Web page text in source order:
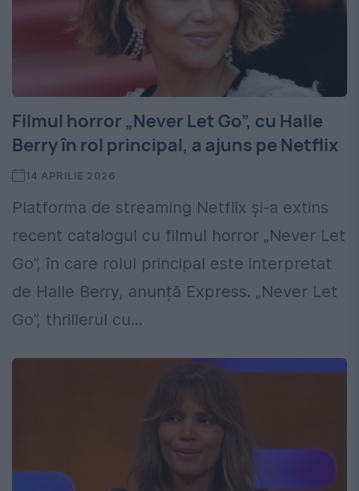
Filmul horror „Never Let Go”, cu Halle
Berry în rol principal, a ajuns pe Netflix
14 APRILIE 2026
Platforma de streaming Netflix și-a extins
recent catalogul cu filmul horror „Never Let
Go”, în care rolul principal este interpretat
de Halle Berry, anunță Express. „Never Let
Go”, thrillerul cu...